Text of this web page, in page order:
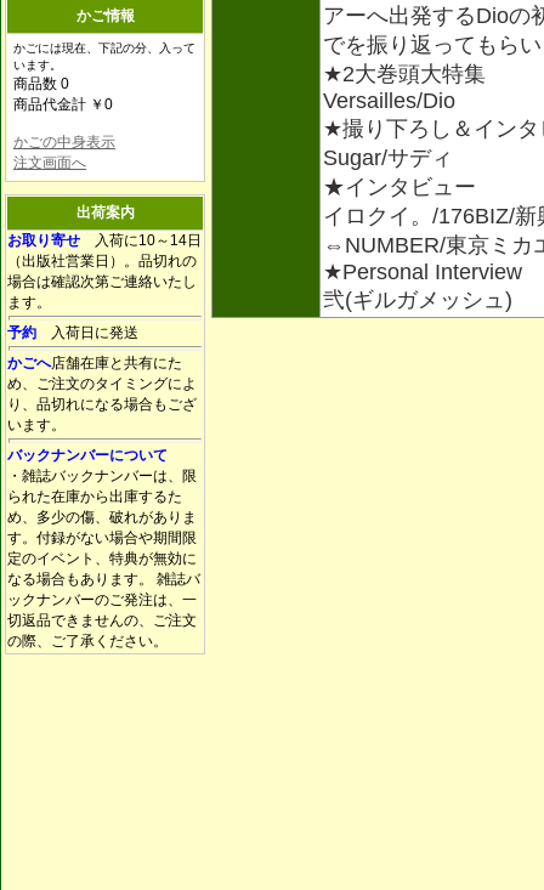
かご情報
かごには現在、下記の分、入って
います。
商品数 0
商品代金計 ￥0
かごの中身表示
注文画面へ
出荷案内
お取り寄せ 入荷に10～14日
（出版社営業日）。品切れの
場合は確認次第ご連絡いたし
ます。
予約 入荷日に発送
かごへ店舗在庫と共有にた
め、ご注文のタイミングによ
り、品切れになる場合もござ
います。
バックナンバーについて
・雑誌バックナンバーは、限
られた在庫から出庫するた
め、多少の傷、破れがありま
す。付録がない場合や期間限
定のイベント、特典が無効に
なる場合もあります。 雑誌バ
ックナンバーのご発注は、一
切返品できませんの、ご注文
の際、ご了承ください。
アーへ出発するDioの
でを振り返ってもら
★2大巻頭大特集
Versailles/Dio
★撮り下ろし＆インタ
Sugar/サディ
★インタビュー
イロクイ。/176BIZ/
⇔NUMBER/東京ミカ
★Personal Interview
弐(ギルガメッシュ)